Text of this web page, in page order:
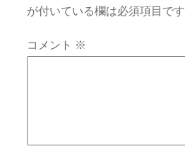
が付いている欄は必須項目です
コメント ※